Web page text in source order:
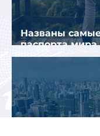
Названы
паспорта мира
Сингапур